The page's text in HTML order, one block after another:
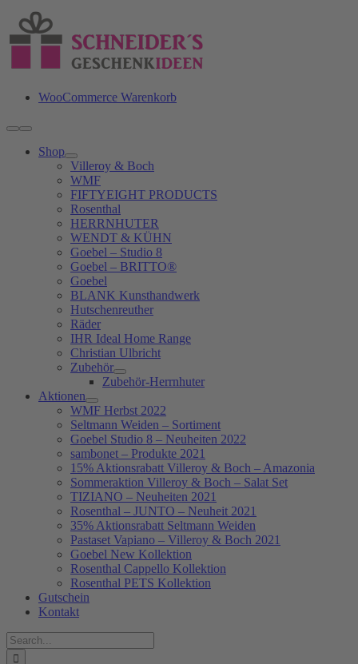
Inhalt
springen
WooCommerce Warenkorb
Toggle
Navigation
Shop
Villeroy & Boch
WMF
FIFTYEIGHT PRODUCTS
Rosenthal
HERRNHUTER
WENDT & KÜHN
Goebel – Studio 8
Goebel – BRITTO®
Goebel
BLANK Kunsthandwerk
Hutschenreuther
Räder
IHR Ideal Home Range
Christian Ulbricht
Zubehör
Zubehör-Herrnhuter
Aktionen
WMF Herbst 2022
Seltmann Weiden – Sortiment
Goebel Studio 8 – Neuheiten 2022
sambonet – Produkte 2021
15% Aktionsrabatt Villeroy & Boch – Amazonia
Sommeraktion Villeroy & Boch – Salat Set
TIZIANO – Neuheiten 2021
Rosenthal – JUNTO – Neuheit 2021
35% Aktionsrabatt Seltmann Weiden
Pastaset Vapiano – Villeroy & Boch 2021
Goebel New Kollektion
Rosenthal Cappello Kollektion
Rosenthal PETS Kollektion
Gutschein
Kontakt
Suche
nach: